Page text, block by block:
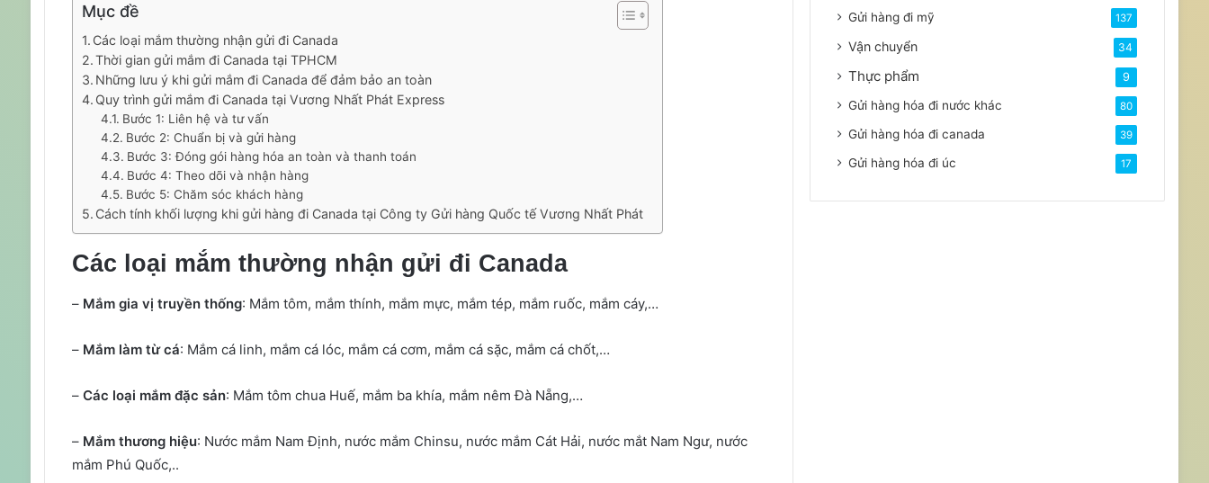
Mục đề
Các loại mắm thường nhận gửi đi Canada
Thời gian gửi mắm đi Canada tại TPHCM
Những lưu ý khi gửi mắm đi Canada để đảm bảo an toàn
Quy trình gửi mắm đi Canada tại Vương Nhất Phát Express
Bước 1: Liên hệ và tư vấn
Bước 2: Chuẩn bị và gửi hàng
Bước 3: Đóng gói hàng hóa an toàn và thanh toán
Bước 4: Theo dõi và nhận hàng
Bước 5: Chăm sóc khách hàng
Cách tính khối lượng khi gửi hàng đi Canada tại Công ty Gửi hàng Quốc tế Vương Nhất Phát
Các loại mắm thường nhận gửi đi Canada
– Mắm gia vị truyền thống: Mắm tôm, mắm thính, mắm mực, mắm tép, mắm ruốc, mắm cáy,…
– Mắm làm từ cá: Mắm cá linh, mắm cá lóc, mắm cá cơm, mắm cá sặc, mắm cá chốt,…
–Các loại mắm đặc sản: Mắm tôm chua Huế, mắm ba khía, mắm nêm Đà Nẵng,…
– Mắm thương hiệu: Nước mắm Nam Định, nước mắm Chinsu, nước mắm Cát Hải, nước mắt Nam Ngư, nước
mắm Phú Quốc,..
Gửi hàng đi mỹ 137
Vận chuyển 34
Thực phẩm 9
Gửi hàng hóa đi nước khác 80
Gửi hàng hóa đi canada 39
Gửi hàng hóa đi úc 17